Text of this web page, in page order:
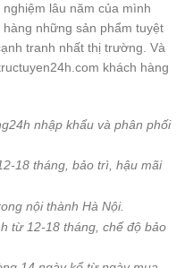
lâu năm của mình
những sản phẩm tuyệt
tranh nhất thị trường. Và
khách hàng
nhập khẩu và phân phối
18 tháng, bảo trì, hậu mãi
nội thành Hà Nội.
từ 12-18 tháng, chế độ bảo